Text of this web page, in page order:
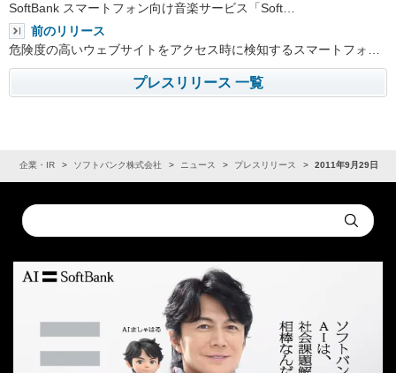
SoftBank スマートフォン向け音楽サービス「Soft…
前のリリース
危険度の高いウェブサイトをアクセス時に検知するスマートフォ…
プレスリリース 一覧
企業・IR ソフトバンク株式会社 ニュース プレスリリース 2011年9月29日
Conduct
a
Submit